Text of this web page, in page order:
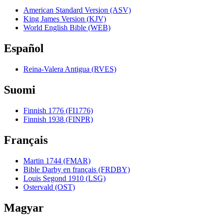
American Standard Version (ASV)
King James Version (KJV)
World English Bible (WEB)
Español
Reina-Valera Antigua (RVES)
Suomi
Finnish 1776 (FI1776)
Finnish 1938 (FINPR)
Français
Martin 1744 (FMAR)
Bible Darby en français (FRDBY)
Louis Segond 1910 (LSG)
Ostervald (OST)
Magyar